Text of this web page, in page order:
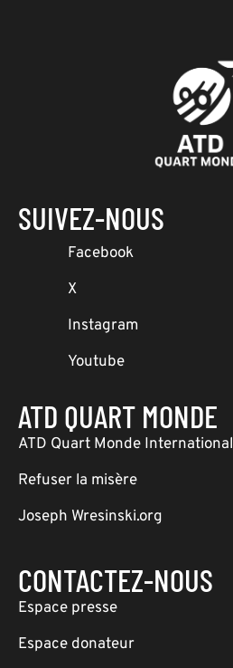
SUIVEZ-NOUS
Facebook
X
Instagram
Youtube
ATD QUART MONDE
ATD Quart Monde International
Refuser la misère
Joseph Wresinski.org
CONTACTEZ-NOUS
Espace presse
Espace donateur